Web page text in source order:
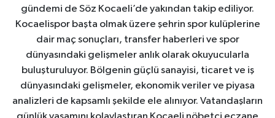
gündemi de Söz Kocaeli’de yakından takip ediliyor.
Kocaelispor başta olmak üzere şehrin spor kulüplerine
dair maç sonuçları, transfer haberleri ve spor
dünyasındaki gelişmeler anlık olarak okuyucularla
buluşturuluyor. Bölgenin güçlü sanayisi, ticaret ve iş
dünyasındaki gelişmeler, ekonomik veriler ve piyasa
analizleri de kapsamlı şekilde ele alınıyor. Vatandaşların